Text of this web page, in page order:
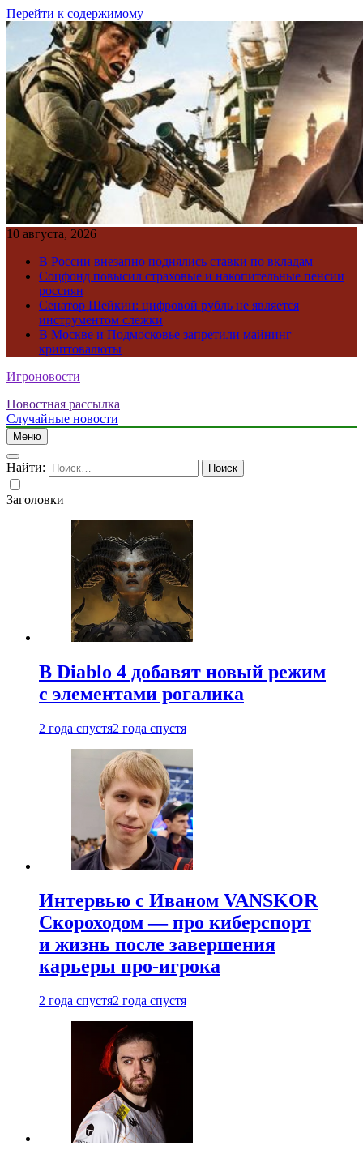
Перейти к содержимому
10 августа, 2026
В России внезапно поднялись ставки по вкладам
Соцфонд повысил страховые и накопительные пенсии
россиян
Сенатор Шейкин: цифровой рубль не является
инструментом слежки
В Москве и Подмосковье запретили майнинг
криптовалюты
Игроновости
Новостная рассылка
Случайные новости
Меню
Найти:
Заголовки
В Diablo 4 добавят новый режим
с элементами рогалика
2 года спустя2 года спустя
Интервью с Иваном VANSKOR
Скороходом — про киберспорт
и жизнь после завершения
карьеры про-игрока
2 года спустя2 года спустя